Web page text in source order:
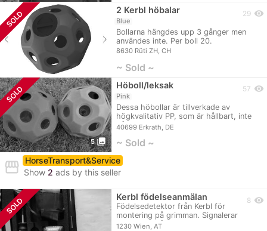
SOLD 2 Kerbl höbalar
Blue
Bollarna hängdes upp 3 gånger men
användes inte. Per boll 20.
8630 Rüti ZH, CH
29 visibility
~ Sold ~
SOLD
5 photo_library
Höboll/leksak
Pink
Dessa höbollar är tillverkade av
högkvalitativ PP, som är hållbart, inte
går sönder…
40699 Erkrath, DE
57 visibility
~ Sold ~
storefront
HorseTransport&Service
Show 2 ads by this seller
SOLD Kerbl födelseanmälan
Födelsedetektor från Kerbl för
montering på grimman. Signalerar
tillförlitligt så…
1230 Wien, AT
8 visibility